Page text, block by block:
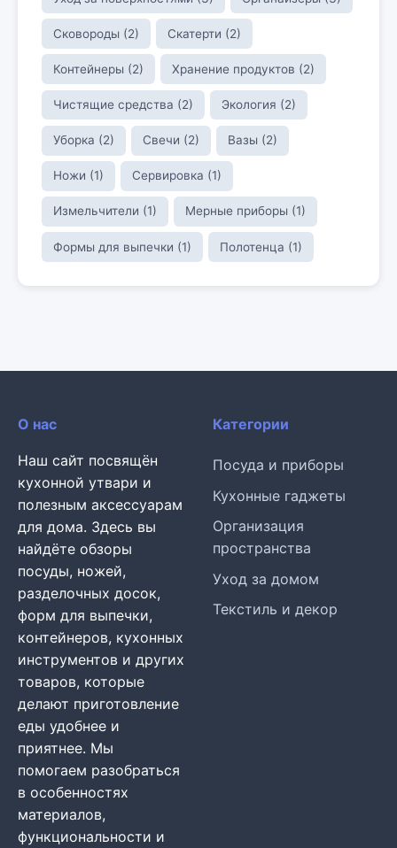
Сковороды (2) Скатерти (2)
Контейнеры (2) Хранение продуктов (2)
Чистящие средства (2) Экология (2)
Уборка (2) Свечи (2) Вазы (2)
Ножи (1) Сервировка (1)
Измельчители (1) Мерные приборы (1)
Формы для выпечки (1) Полотенца (1)
О нас
Наш сайт посвящён
кухонной утвари и
полезным аксессуарам
для дома. Здесь вы
найдёте обзоры
посуды, ножей,
разделочных досок,
форм для выпечки,
контейнеров, кухонных
инструментов и других
товаров, которые
делают приготовление
еды удобнее и
приятнее. Мы
помогаем разобраться
в особенностях
материалов,
функциональности и
Категории
Посуда и приборы
Кухонные гаджеты
Организация
пространства
Уход за домом
Текстиль и декор